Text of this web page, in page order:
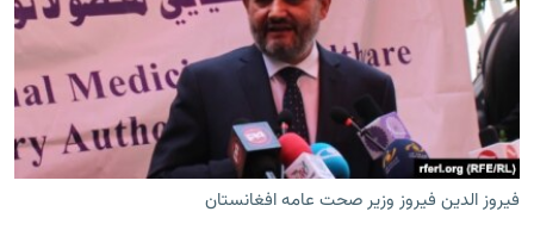
فیروز الدین فیروز وزیر صحت عامه افغانستان